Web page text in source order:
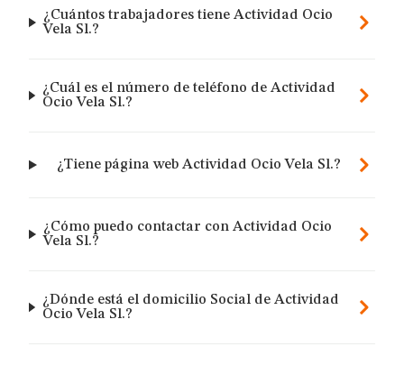
¿Cuántos trabajadores tiene Actividad Ocio
Vela Sl.?
¿Cuál es el número de teléfono de Actividad
Ocio Vela Sl.?
¿Tiene página web Actividad Ocio Vela Sl.?
¿Cómo puedo contactar con Actividad Ocio
Vela Sl.?
¿Dónde está el domicilio Social de Actividad
Ocio Vela Sl.?